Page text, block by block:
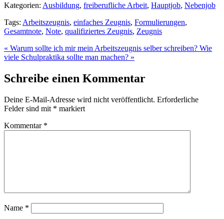
Kategorien: Ausbildung, freiberufliche Arbeit, Hauptjob, Nebenjob
Tags: Arbeitszeugnis, einfaches Zeugnis, Formulierungen,
Gesamtnote, Note, qualifiziertes Zeugnis, Zeugnis
« Warum sollte ich mir mein Arbeitszeugnis selber schreiben? Wie
viele Schulpraktika sollte man machen? »
Schreibe einen Kommentar
Deine E-Mail-Adresse wird nicht veröffentlicht. Erforderliche
Felder sind mit * markiert
Kommentar *
Name *